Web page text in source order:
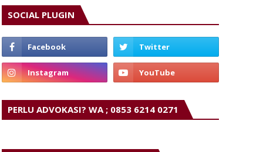
SOCIAL PLUGIN
PERLU ADVOKASI? WA ; 0853 6214 0271